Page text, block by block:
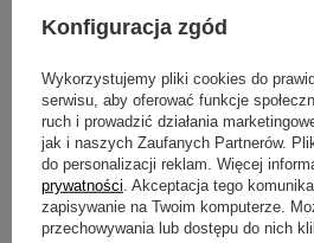
pąków
Jak przygotować roztwór:
- 4 g nawozu (sypkiego) rozpuścić w
- Stosować z każdym podlewaniem
Podmiot odpowiedzialny za ten produkt na terenie
Opinie naszych klientów
Produkty powiązane
Konfiguracja zgód
Wykorzystujemy pliki cookies do
serwisu, aby oferować funkcje
ruch i prowadzić działania
jak i naszych Zaufanych Partnerów.
do personalizacji reklam. Więcej
prywatności . Akceptacja tego
zapisywanie na Twoim komputerze.
przechowywania lub dostępu do nich